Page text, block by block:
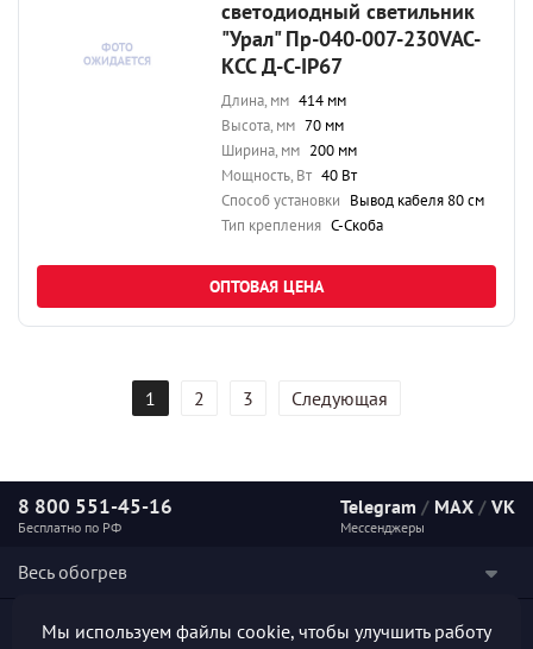
светодиодный светильник
"Урал" Пр-040-007-230VAC-
КСС Д-С-IP67
Длина, мм 414 мм
Высота, мм 70 мм
Ширина, мм 200 мм
Мощность, Вт 40 Вт
Способ установки Вывод кабеля 80 см
Тип крепления С-Скоба
ОПТОВАЯ ЦЕНА
1 2 3 Следующая
8 800 551-45-16
Бесплатно по РФ
Telegram / MAX / VK
Мессенджеры
Весь обогрев
Наши услуги
Мы используем файлы cookie, чтобы улучшить работу